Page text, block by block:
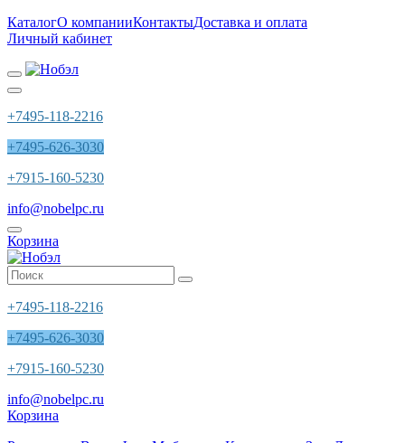
КаталогО компанииКонтактыДоставка и оплата
Личный кабинет
+7495-118-2216
+7495-626-3030
+7915-160-5230
info@nobelpc.ru
Корзина
+7495-118-2216
+7495-626-3030
+7915-160-5230
info@nobelpc.ru
Корзина